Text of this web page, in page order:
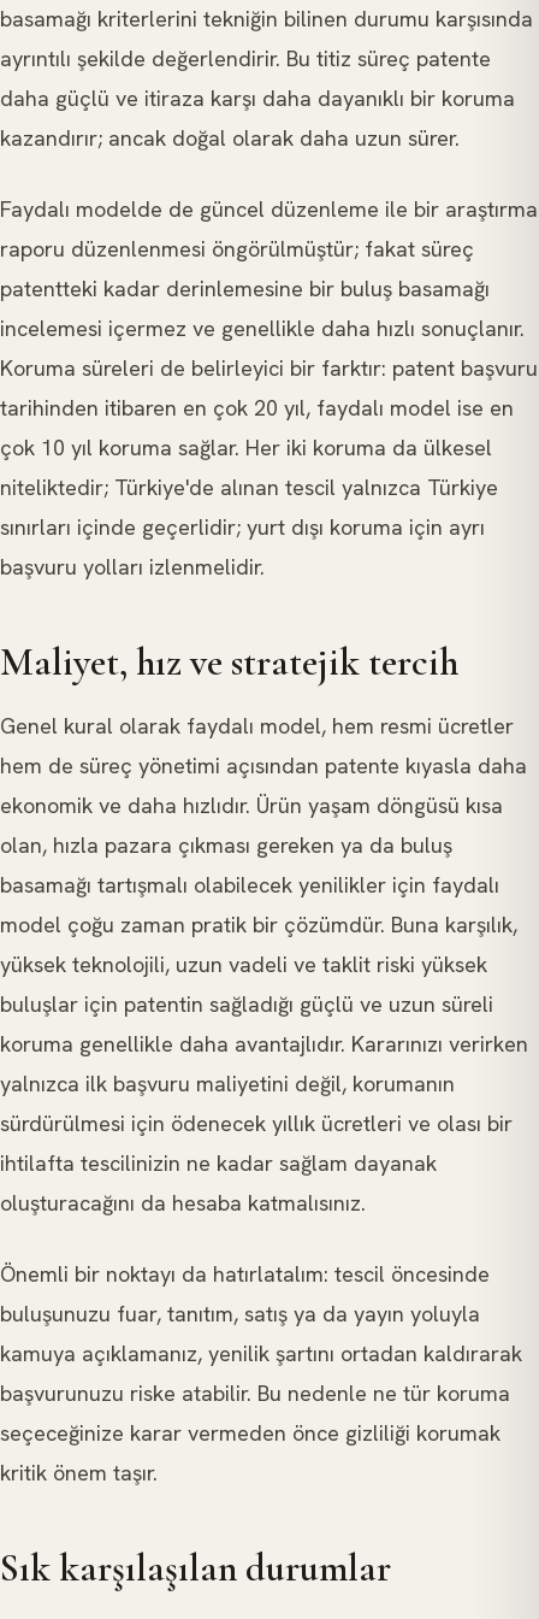
basamağı kriterlerini tekniğin bilinen durumu karşısında
ayrıntılı şekilde değerlendirir. Bu titiz süreç patente
daha güçlü ve itiraza karşı daha dayanıklı bir koruma
kazandırır; ancak doğal olarak daha uzun sürer.
Faydalı modelde de güncel düzenleme ile bir araştırma
raporu düzenlenmesi öngörülmüştür; fakat süreç
patentteki kadar derinlemesine bir buluş basamağı
incelemesi içermez ve genellikle daha hızlı sonuçlanır.
Koruma süreleri de belirleyici bir farktır: patent başvuru
tarihinden itibaren en çok 20 yıl, faydalı model ise en
çok 10 yıl koruma sağlar. Her iki koruma da ülkesel
niteliktedir; Türkiye'de alınan tescil yalnızca Türkiye
sınırları içinde geçerlidir; yurt dışı koruma için ayrı
başvuru yolları izlenmelidir.
Maliyet, hız ve stratejik tercih
Genel kural olarak faydalı model, hem resmi ücretler
hem de süreç yönetimi açısından patente kıyasla daha
ekonomik ve daha hızlıdır. Ürün yaşam döngüsü kısa
olan, hızla pazara çıkması gereken ya da buluş
basamağı tartışmalı olabilecek yenilikler için faydalı
model çoğu zaman pratik bir çözümdür. Buna karşılık,
yüksek teknolojili, uzun vadeli ve taklit riski yüksek
buluşlar için patentin sağladığı güçlü ve uzun süreli
koruma genellikle daha avantajlıdır. Kararınızı verirken
yalnızca ilk başvuru maliyetini değil, korumanın
sürdürülmesi için ödenecek yıllık ücretleri ve olası bir
ihtilafta tescilinizin ne kadar sağlam dayanak
oluşturacağını da hesaba katmalısınız.
Önemli bir noktayı da hatırlatalım: tescil öncesinde
buluşunuzu fuar, tanıtım, satış ya da yayın yoluyla
kamuya açıklamanız, yenilik şartını ortadan kaldırarak
başvurunuzu riske atabilir. Bu nedenle ne tür koruma
seçeceğinize karar vermeden önce gizliliği korumak
kritik önem taşır.
Sık karşılaşılan durumlar